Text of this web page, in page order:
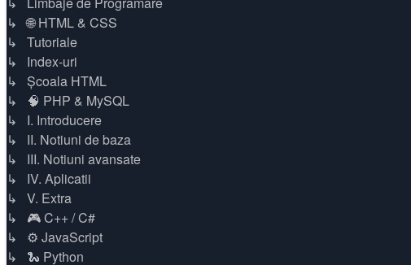
↳ 🌐 HTML & CSS
↳ Tutoriale
↳ Index-uri
↳ Școala HTML
↳ 🧠 PHP & MySQL
↳ I. Introducere
↳ II. Notiuni de baza
↳ III. Notiuni avansate
↳ IV. Aplicatii
↳ V. Extra
↳ 🎮 C++ / C#
↳ ⚙️ JavaScript
↳ 🐍 Python